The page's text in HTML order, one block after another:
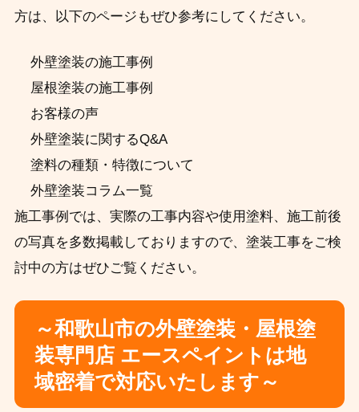
方は、以下のページもぜひ参考にしてください。
外壁塗装の施工事例
屋根塗装の施工事例
お客様の声
外壁塗装に関するQ&A
塗料の種類・特徴について
外壁塗装コラム一覧
施工事例では、実際の工事内容や使用塗料、施工前後
の写真を多数掲載しておりますので、塗装工事をご検
討中の方はぜひご覧ください。
～和歌山市の外壁塗装・屋根塗
装専門店 エースペイントは地
域密着で対応いたします～